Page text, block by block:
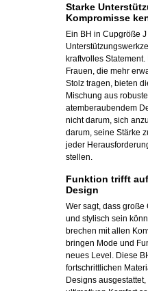
Starke
Kompromisse
Ein BH in Cupgröße
kraftvolles Statement.
Frauen, die mehr
Stolz tragen, bieten
Mischung aus
atemberaubendem
nicht darum, sich
darum, seine Stärke
jeder
stellen.
Funktion trifft
Design
Wer sagt, dass große
und stylisch sein
brechen mit allen
bringen Mode und
neues Level. Diese
fortschrittlichen
Designs